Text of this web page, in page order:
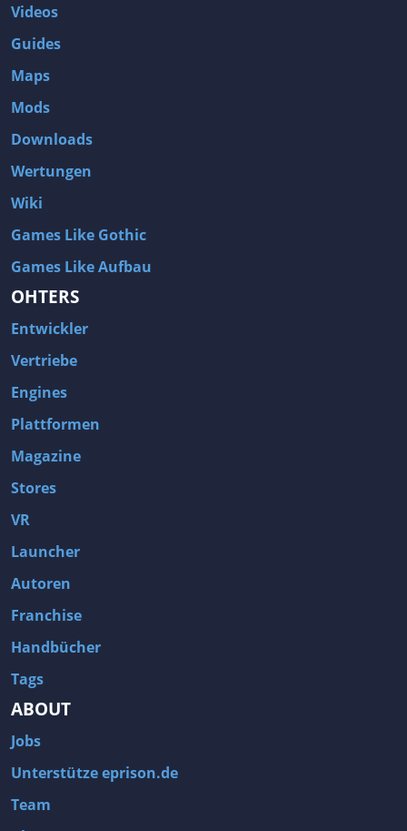
Videos
Guides
Maps
Mods
Downloads
Wertungen
Wiki
Games Like Gothic
Games Like Aufbau
OHTERS
Entwickler
Vertriebe
Engines
Plattformen
Magazine
Stores
VR
Launcher
Autoren
Franchise
Handbücher
Tags
ABOUT
Jobs
Unterstütze eprison.de
Team